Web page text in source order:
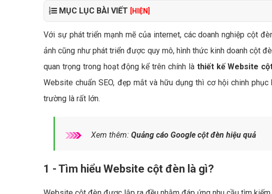
Bảng giá
Bảng giá
Bảng giá
MỤC LỤC BÀI VIẾT [HIỆN]
Với sự phát triển mạnh mẽ của internet, các doanh nghiệp cột
ảnh cũng như phát triển được quy mô, hình thức kinh doanh cột
quan trọng trong hoạt động kể trên chính là thiết kế Website
Website chuẩn SEO, đẹp mắt và hữu dụng thì cơ hội chinh
trường là rất lớn.
Xem thêm: Quảng cáo Google cột đèn hiệu quả
1 - Tìm hiểu Website cột đèn là gì?